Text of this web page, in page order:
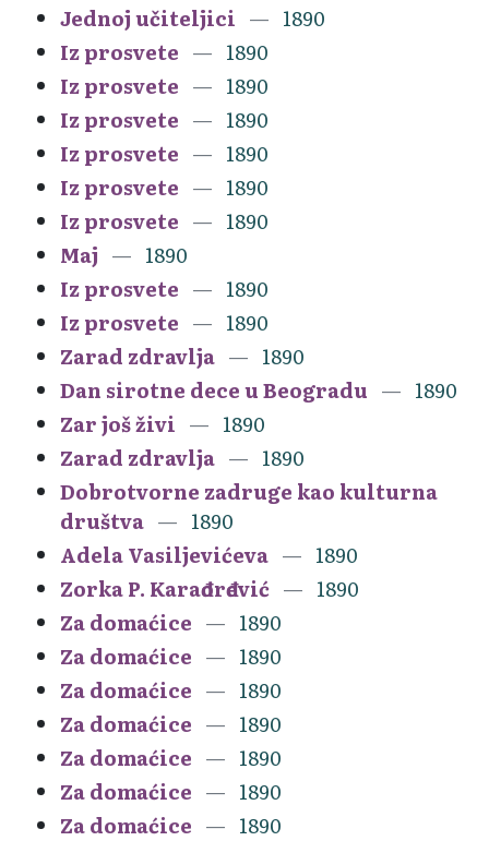
Jednoj učiteljici
1890
Iz prosvete
1890
Iz prosvete
1890
Iz prosvete
1890
Iz prosvete
1890
Iz prosvete
1890
Iz prosvete
1890
Maj
1890
Iz prosvete
1890
Iz prosvete
1890
Zarad zdravlja
1890
Dan sirotne dece u Beogradu
1890
Zar još živi
1890
Zarad zdravlja
1890
Dobrotvorne zadruge kao kulturna
društva
1890
Adela Vasiljevićeva
1890
Zorka P. Karađorđević
1890
Za domaćice
1890
Za domaćice
1890
Za domaćice
1890
Za domaćice
1890
Za domaćice
1890
Za domaćice
1890
Za domaćice
1890